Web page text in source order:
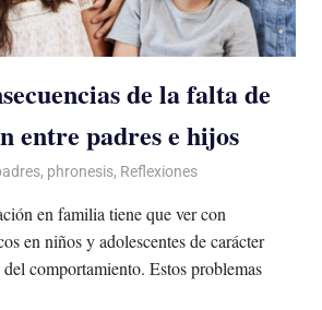
de la falta de
entre padres e hijos
un Poco
, phronesis, Reflexiones
en familia tiene que ver con
en niños y adolescentes de carácter
comportamiento. Estos problemas